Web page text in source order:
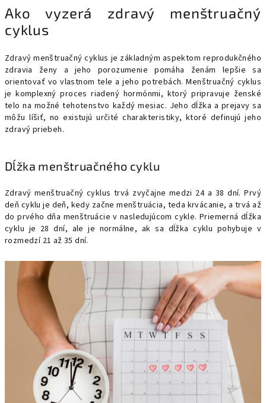
Ako vyzerá zdravý menštruačný
cyklus
Zdravý menštruačný cyklus je základným aspektom reprodukčného
zdravia ženy a jeho porozumenie pomáha ženám lepšie sa
orientovať vo vlastnom tele a jeho potrebách. Menštruačný cyklus
je komplexný proces riadený hormónmi, ktorý pripravuje ženské
telo na možné tehotenstvo každý mesiac. Jeho dĺžka a prejavy sa
môžu líšiť, no existujú určité charakteristiky, ktoré definujú jeho
zdravý priebeh.
Dĺžka menštruačného cyklu
Zdravý menštruačný cyklus trvá zvyčajne medzi 24 a 38 dní. Prvý
deň cyklu je deň, kedy začne menštruácia, teda krvácanie, a trvá až
do prvého dňa menštruácie v nasledujúcom cykle. Priemerná dĺžka
cyklu je 28 dní, ale je normálne, ak sa dĺžka cyklu pohybuje v
rozmedzí 21 až 35 dní.